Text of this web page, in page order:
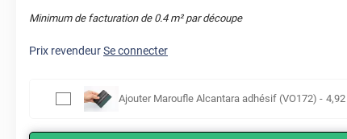
Minimum de facturation de 0.4m² par découpe
Prix revendeurSe connecter
Ajouter Maroufle Alcantara adhésif (VO172) - 4,92